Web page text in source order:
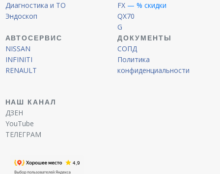
Диагностика и ТО
Эндоскоп
FX — % скидки
QX70
G
АВТОСЕРВИС
NISSAN
INFINITI
RENAULT
ДОКУМЕНТЫ
СОПД
Политика
конфиденциальности
НАШ КАНАЛ
ДЗЕН
YouTube
ТЕЛЕГРАМ